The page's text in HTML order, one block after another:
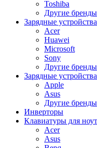
Toshiba
Другие бренды
Зарядные
Acer
Huawei
Microsoft
Sony
Другие бренды
Зарядные
Apple
Asus
Другие бренды
Инверторы
Клавиатуры для
Acer
Asus